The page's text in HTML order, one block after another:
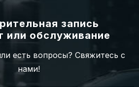
запись
или обслуживание
есть вопросы? Свяжитесь с
нами!